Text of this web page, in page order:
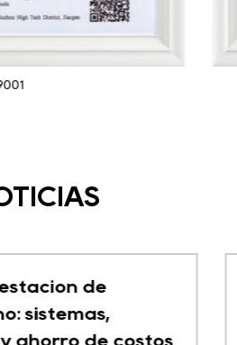
de registro de dispositivos
Gas marca un capítulo
la Exposición
de Dispositivos